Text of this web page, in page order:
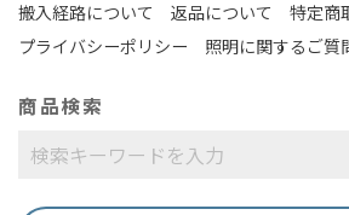
搬入経路について
返品について
特定商
プライバシーポリシー
照明に関するご質
商品検索